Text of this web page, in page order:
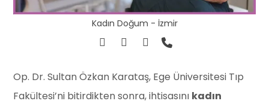
Kadın Doğum - İzmir
Op. Dr. Sultan Özkan Karataş, Ege Üniversitesi Tıp
Fakültesi’ni bitirdikten sonra, ihtisasını kadın